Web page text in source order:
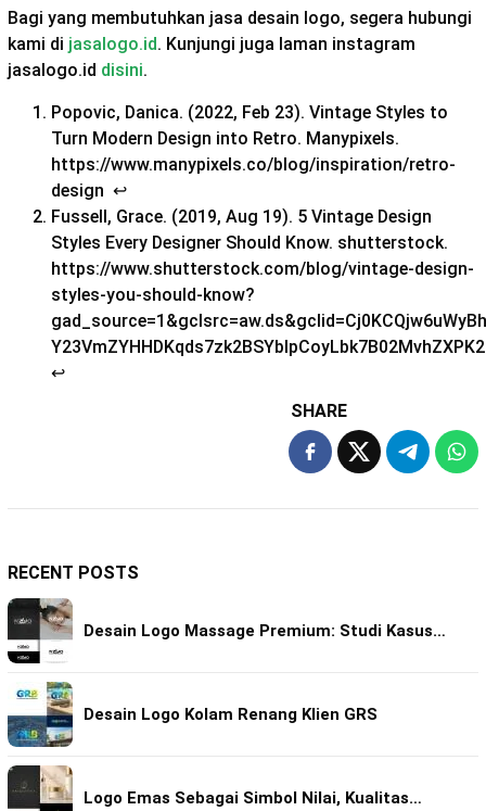
Bagi yang membutuhkan jasa desain logo, segera hubungi
kami di jasalogo.id. Kunjungi juga laman instagram
jasalogo.id disini.
Popovic, Danica. (2022, Feb 23). Vintage Styles to
Turn Modern Design into Retro. Manypixels.
https://www.manypixels.co/blog/inspiration/retro-
design ↩︎
Fussell, Grace. (2019, Aug 19). 5 Vintage Design
Styles Every Designer Should Know. shutterstock.
https://www.shutterstock.com/blog/vintage-design-
styles-you-should-know?
↩︎
SHARE
RECENT POSTS
Desain Logo Massage Premium: Studi Kasus…
Desain Logo Kolam Renang Klien GRS
Logo Emas Sebagai Simbol Nilai, Kualitas…